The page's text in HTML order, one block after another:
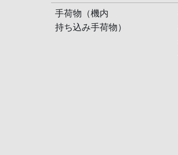
手荷物（機内
持ち込み手荷物）